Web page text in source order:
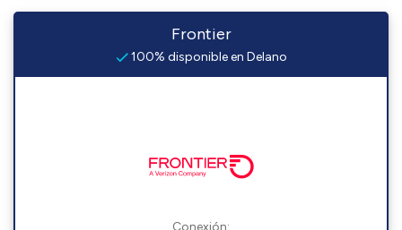
Frontier
100% disponible en Delano
Conexión: